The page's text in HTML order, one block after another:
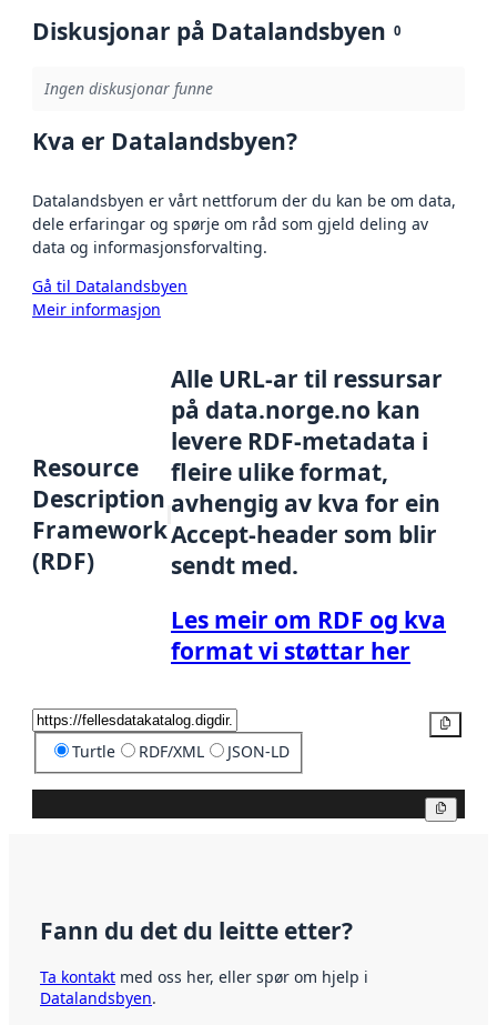
Diskusjonar på Datalandsbyen 0
Ingen diskusjonar funne
Kva er Datalandsbyen?
Datalandsbyen er vårt nettforum der du kan be om data,
dele erfaringar og spørje om råd som gjeld deling av
data og informasjonsforvalting.
Gå til Datalandsbyen
Meir informasjon
Resource
Description
Framework
(RDF)
Alle URL-ar til ressursar
på data.norge.no kan
levere RDF-metadata i
fleire ulike format,
avhengig av kva for ein
Accept-header som blir
sendt med.
Les meir om RDF og kva
format vi støttar her
Turtle RDF/XML JSON-LD
Fann du det du leitte etter?
Ta kontakt med oss her, eller spør om hjelp i
Datalandsbyen.